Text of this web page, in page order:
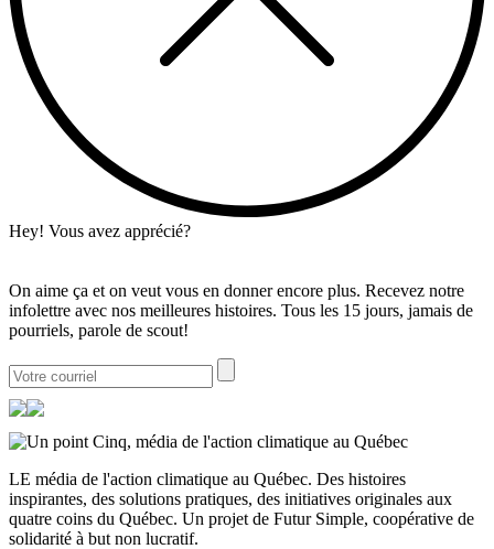
Hey! Vous avez apprécié?
On aime ça et on veut vous en donner encore plus. Recevez notre
infolettre avec nos meilleures histoires. Tous les 15 jours, jamais de
pourriels, parole de scout!
LE média de l'action climatique au Québec. Des histoires
inspirantes, des solutions pratiques, des initiatives originales aux
quatre coins du Québec. Un projet de Futur Simple, coopérative de
solidarité à but non lucratif.